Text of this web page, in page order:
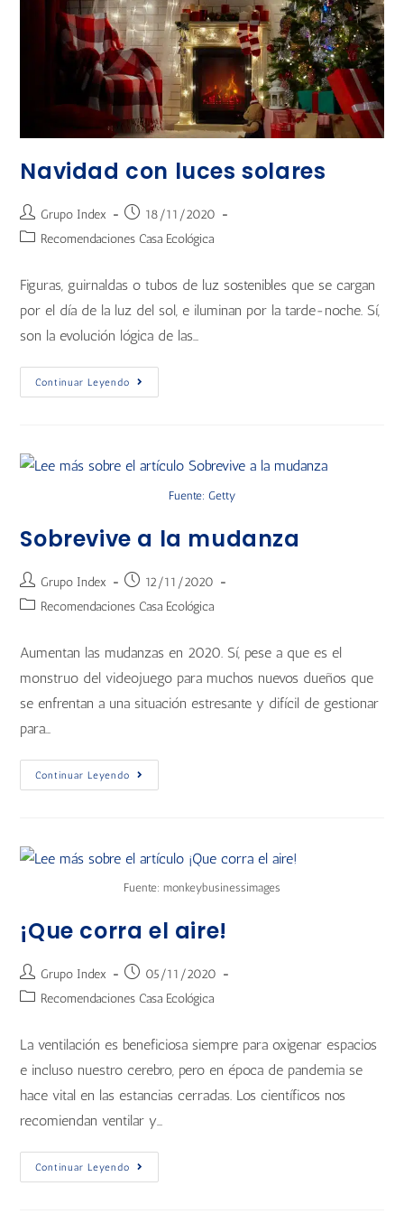
Navidad con luces solares
Grupo Index
18/11/2020
Recomendaciones Casa Ecológica
Figuras, guirnaldas o tubos de luz sostenibles que se cargan
por el día de la luz del sol, e iluminan por la tarde-noche. Sí,
son la evolución lógica de las…
Continuar Leyendo
Fuente: Getty
Sobrevive a la mudanza
Grupo Index
12/11/2020
Recomendaciones Casa Ecológica
Aumentan las mudanzas en 2020. Sí, pese a que es el
monstruo del videojuego para muchos nuevos dueños que
se enfrentan a una situación estresante y difícil de gestionar
para…
Continuar Leyendo
Fuente: monkeybusinessimages
¡Que corra el aire!
Grupo Index
05/11/2020
Recomendaciones Casa Ecológica
La ventilación es beneficiosa siempre para oxigenar espacios
e incluso nuestro cerebro, pero en época de pandemia se
hace vital en las estancias cerradas. Los científicos nos
recomiendan ventilar y…
Continuar Leyendo